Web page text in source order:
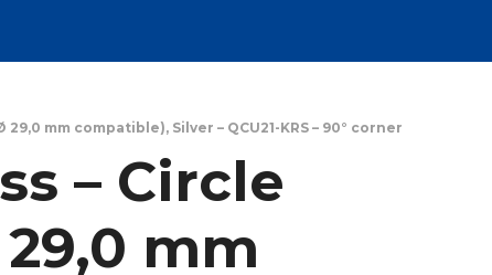
mm compatible), Silver – QCU21-KRS – 90° corner
– Circle
mm